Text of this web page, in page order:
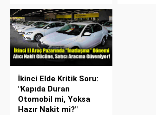
İkinci Elde Kritik Soru:
"Kapıda Duran
Otomobil mi, Yoksa
Hazır Nakit mi?"